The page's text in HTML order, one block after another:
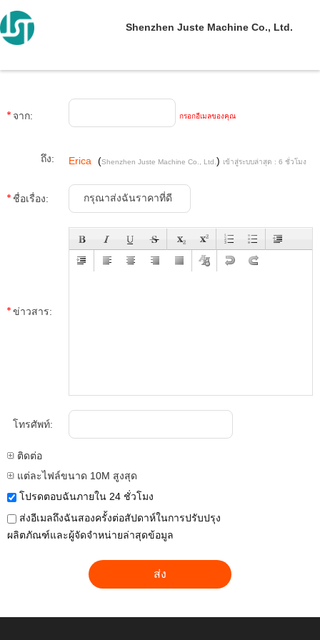
Shenzhen Juste Machine Co., Ltd.
จาก: กรอกอีเมลของคุณ
ถึง: Erica (Shenzhen Juste Machine Co., Ltd. ) เข้าสู่ระบบล่าสุด : 6 ชั่วโมง
45 นาที มาแล้ว
ชื่อเรื่อง:
ข่าวสาร:
โทรศัพท์:
ติดต่อ
แต่ละไฟล์ขนาด 10M สูงสุด
โปรดตอบฉันภายใน 24 ชั่วโมง
ส่งอีเมลถึงฉันสองครั้งต่อสัปดาห์ในการปรับปรุง
ผลิตภัณฑ์และผู้จัดจำหน่ายล่าสุดข้อมูล